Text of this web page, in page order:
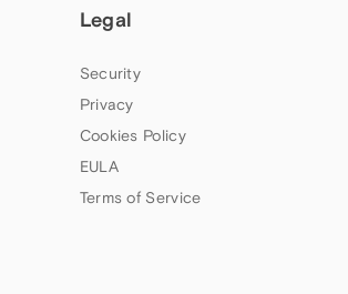
Legal
Security
Privacy
Cookies Policy
EULA
Terms of Service